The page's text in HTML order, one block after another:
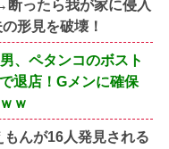
ったら我が家に侵入
形見を破壊！
、ペタンコのボスト
退店！Gメンに確保
ｗ
もんが16人発見される